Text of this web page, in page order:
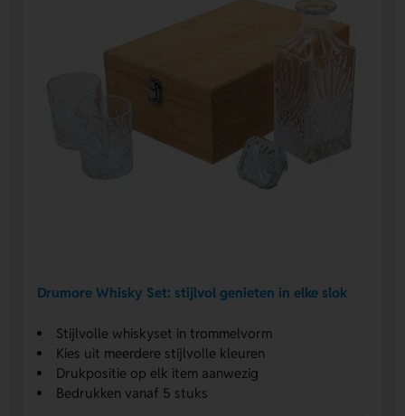
Drumore Whisky Set: stijlvol genieten in elke slok
Stijlvolle whiskyset in trommelvorm
Kies uit meerdere stijlvolle kleuren
Drukpositie op elk item aanwezig
Bedrukken vanaf 5 stuks